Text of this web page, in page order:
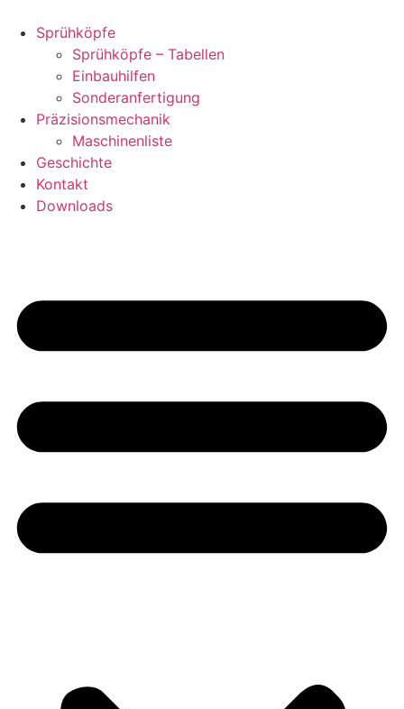
Inhalt
springen
Sprühköpfe
Sprühköpfe – Tabellen
Einbauhilfen
Sonderanfertigung
Präzisionsmechanik
Maschinenliste
Geschichte
Kontakt
Downloads